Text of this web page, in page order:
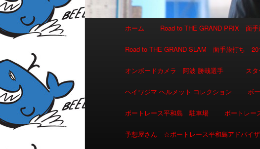
メインコンテンツへ移動
サブコンテンツへ移動
ホーム Road to THE GRAND PRIX 面手
Road to THE GRAND SLAM 面手旅打ち
オンボードカメラ 阿波 勝哉選手 ス
ヘイワジマ ヘルメット コレクション ボ
ボートレース平和島 駐車場 ボートレー
予想屋さん ☆ボートレース平和島アドバイ